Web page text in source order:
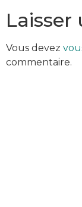
Vous devez
commentaire.